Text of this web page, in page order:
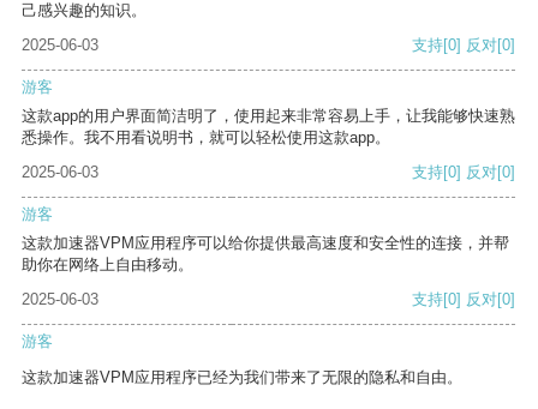
己感兴趣的知识。
2025-06-03
支持[0] 反对[0]
游客
这款app的用户界面简洁明了，使用起来非常容易上手，让我能够快速熟
悉操作。我不用看说明书，就可以轻松使用这款app。
2025-06-03
支持[0] 反对[0]
游客
这款加速器VPM应用程序可以给你提供最高速度和安全性的连接，并帮
助你在网络上自由移动。
2025-06-03
支持[0] 反对[0]
游客
这款加速器VPM应用程序已经为我们带来了无限的隐私和自由。